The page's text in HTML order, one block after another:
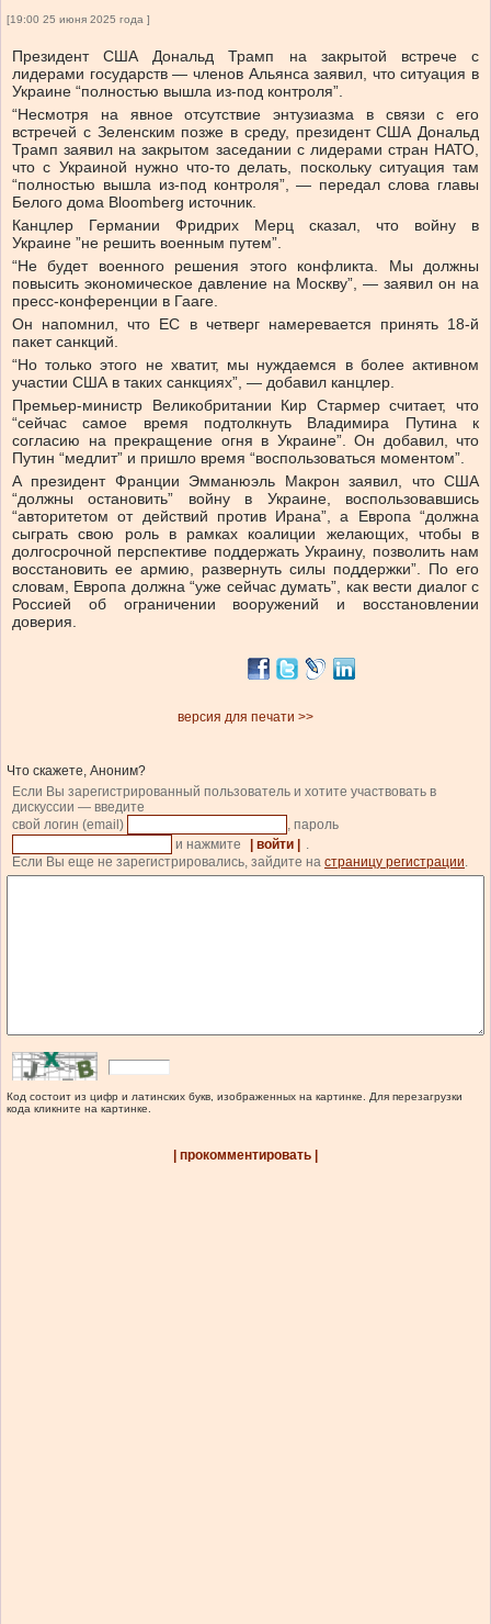
[19:00 25 июня 2025 года ]
Президент США Дональд Трамп на закрытой встрече с
лидерами государств — членов Альянса заявил, что ситуация в
Украине “полностью вышла из-под контроля”.
“Несмотря на явное отсутствие энтузиазма в связи с его
встречей с Зеленским позже в среду, президент США Дональд
Трамп заявил на закрытом заседании с лидерами стран НАТО,
что с Украиной нужно что-то делать, поскольку ситуация там
“полностью вышла из-под контроля”, — передал слова главы
Белого дома Bloomberg источник.
Канцлер Германии Фридрих Мерц сказал, что войну в
Украине ”не решить военным путем”.
“Не будет военного решения этого конфликта. Мы должны
повысить экономическое давление на Москву”, — заявил он на
пресс-конференции в Гааге.
Он напомнил, что ЕС в четверг намеревается принять 18-й
пакет санкций.
“Но только этого не хватит, мы нуждаемся в более активном
участии США в таких санкциях”, — добавил канцлер.
Премьер-министр Великобритании Кир Стармер считает, что
“сейчас самое время подтолкнуть Владимира Путина к
согласию на прекращение огня в Украине”. Он добавил, что
Путин “медлит” и пришло время “воспользоваться моментом”.
А президент Франции Эмманюэль Макрон заявил, что США
“должны остановить” войну в Украине, воспользовавшись
“авторитетом от действий против Ирана”, а Европа “должна
сыграть свою роль в рамках коалиции желающих, чтобы в
долгосрочной перспективе поддержать Украину, позволить нам
восстановить ее армию, развернуть силы поддержки”. По его
словам, Европа должна “уже сейчас думать”, как вести диалог с
Россией об ограничении вооружений и восстановлении
доверия.
версия для печати >>
Что скажете, Аноним?
Если Вы зарегистрированный пользователь и хотите участвовать в
дискуссии — введите
свой логин (email)
, пароль
и нажмите
| войти |
.
Если Вы еще не зарегистрировались, зайдите на страницу регистрации.
Код состоит из цифр и латинских букв, изображенных на картинке. Для перезагрузки
кода кликните на картинке.
| прокомментировать |